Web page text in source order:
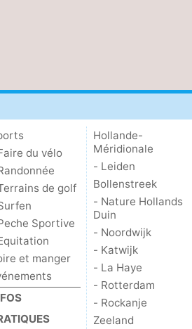
du vélo
de golf
Sportive
et manger
Hollande-
Méridionale
- Leiden
Bollenstreek
- Nature Hollands
Duin
- Noordwijk
- Katwijk
- La Haye
- Rotterdam
- Rockanje
Zeeland